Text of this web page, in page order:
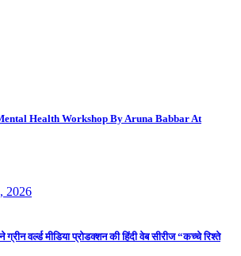
Health Workshop By Aruna Babbar At
2026
वर्ल्ड मीडिया प्रोडक्शन की हिंदी वेब सीरीज “कच्चे रिश्ते